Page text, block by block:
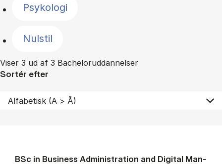
Psykologi
Nulstil
Viser 3 ud af 3 Bacheloruddannelser
Sortér efter
BSc in Busi­ness Ad­min­is­tra­tion and Di­git­al Man­